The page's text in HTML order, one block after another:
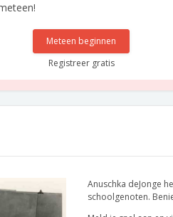
Meteen beginnen
Registreer gratis
Anuschka deJonge
schoolgenoten.